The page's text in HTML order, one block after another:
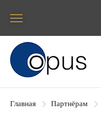
Блок поиска
Главная Партнёрам